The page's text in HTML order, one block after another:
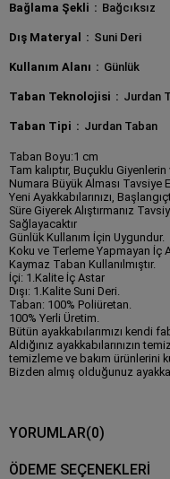
Bağlama Şekli Bağcıksız
Dış Materyal Suni Deri
Kullanım Alanı Günlük
Taban Teknolojisi Jurdan
Taban Tipi Jurdan Taban
Taban Boyu:1 cm
Tam kalıptır, Buçuklu Giyenlerin
Numara Büyük Alması Tavsiye
Yeni Ayakkabılarınızı,
Süre Giyerek Alıştırmanız
Sağlayacaktır
Günlük Kullanım İçin Uygundur.
Koku ve Terleme Yapmayan İç
Kaymaz Taban Kullanılmıştır.
İçi: 1.Kalite İç Astar
Dışı: 1.Kalite Suni Deri.
Taban: 100% Poliüretan.
100% Yerli Üretim.
Bütün ayakkabılarımızı kendi
Aldığınız ayakkabılarınızın
temizleme ve bakım ürünlerini
Bizden almış olduğunuz
YORUMLAR(0)
ÖDEME SEÇENEKLERI